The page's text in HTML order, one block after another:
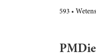
593